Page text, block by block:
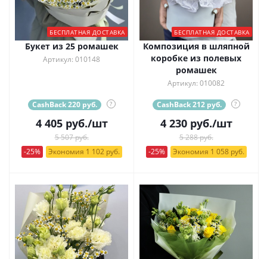
БЕСПЛАТНАЯ ДОСТАВКА
Букет из 25 ромашек
Артикул: 010148
CashBack 220 руб. ?
4 405руб./шт
5 507 руб.
-25%
Экономия 1 102 руб.
БЕСПЛАТНАЯ ДОСТАВКА
Композиция в шляпной
коробке из полевых
ромашек
Артикул: 010082
CashBack 212 руб. ?
4 230руб./шт
5 288 руб.
-25%
Экономия 1 058 руб.